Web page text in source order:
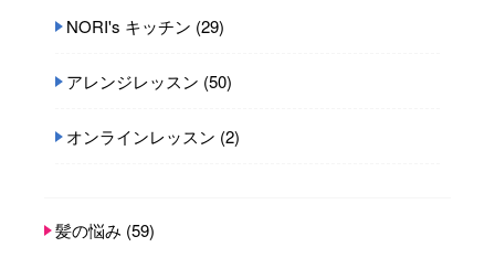
NORI's キッチン (29)
アレンジレッスン (50)
オンラインレッスン (2)
髪の悩み (59)